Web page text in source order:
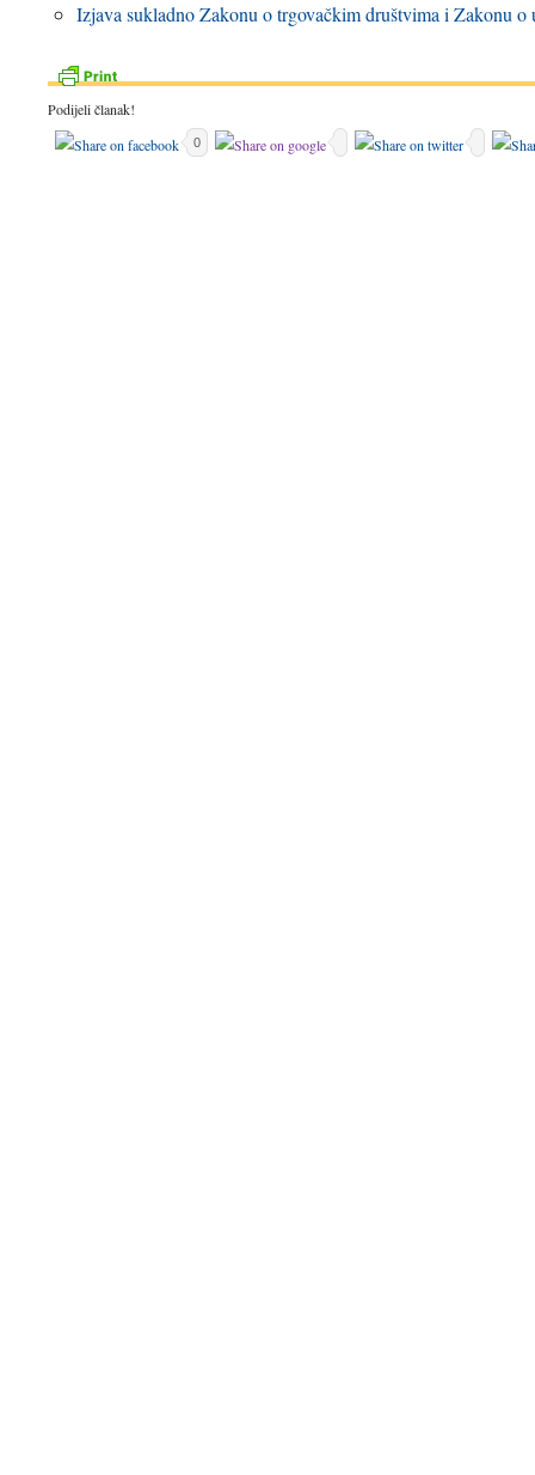
Izjava sukladno Zakonu o trgovačkim društvima i Zakonu o
Podijeli članak!
0